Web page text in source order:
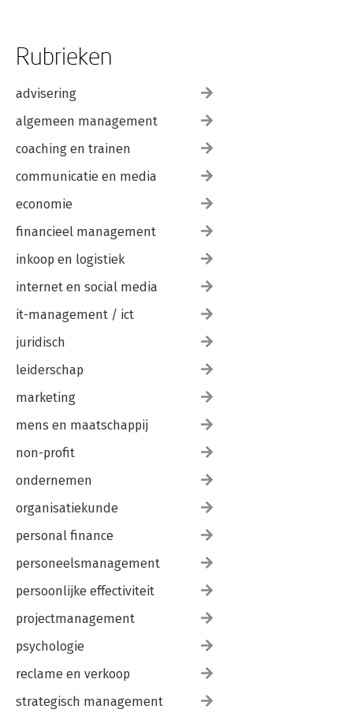
Rubrieken
advisering
algemeen management
coaching en trainen
communicatie en media
economie
financieel management
inkoop en logistiek
internet en social media
it-management / ict
juridisch
leiderschap
marketing
mens en maatschappij
non-profit
ondernemen
organisatiekunde
personal finance
personeelsmanagement
persoonlijke effectiviteit
projectmanagement
psychologie
reclame en verkoop
strategisch management